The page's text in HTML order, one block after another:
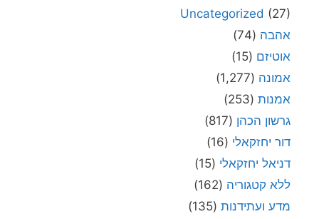
Uncategorized (27)
אהבה (74)
אוטיזם (15)
אמונה (1,277)
אמנות (253)
גרשון הכהן (817)
דור יחזקאלי (16)
דניאל יחזקאלי (15)
ללא קטגוריה (162)
מדע ועתידנות (135)